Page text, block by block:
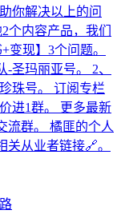
你解决以上的问
个内容产品，我们
变现】3个问题。
圣玛丽亚号。 2、
珠号。 订阅专栏
进1群。 更多最新
流群。 橘匪的个人
关从业者链接🔗。